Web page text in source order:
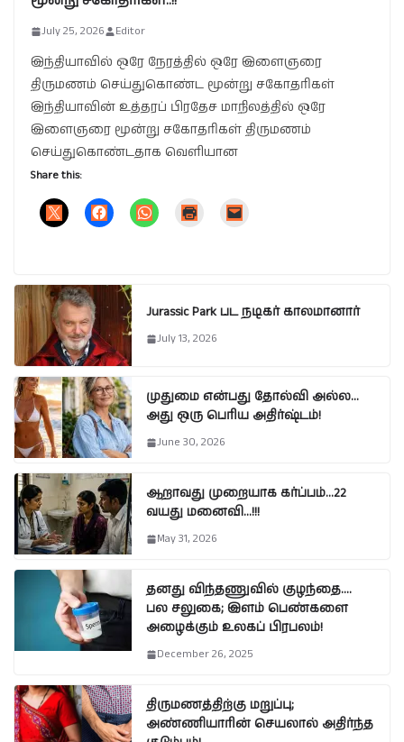
July 25, 2026 Editor
இந்தியாவில் ஒரே நேரத்தில் ஒரே இளைஞரை
திருமணம் செய்துகொண்ட மூன்று சகோதரிகள்
இந்தியாவின் உத்தரப் பிரதேச மாநிலத்தில் ஒரே
இளைஞரை மூன்று சகோதரிகள் திருமணம்
செய்துகொண்டதாக வெளியான
Share this:
Jurassic Park பட நடிகர் காலமானார்
July 13, 2026
முதுமை என்பது தோல்வி அல்ல…
அது ஒரு பெரிய அதிர்ஷ்டம்!
June 30, 2026
ஆறாவது முறையாக கர்ப்பம்…22
வயது மனைவி…!!!
May 31, 2026
தனது விந்தணுவில் குழந்தை….
பல சலுகை; இளம் பெண்களை
அழைக்கும் உலகப் பிரபலம்!
December 26, 2025
திருமணத்திற்கு மறுப்பு;
அண்ணியாரின் செயலால் அதிர்ந்த